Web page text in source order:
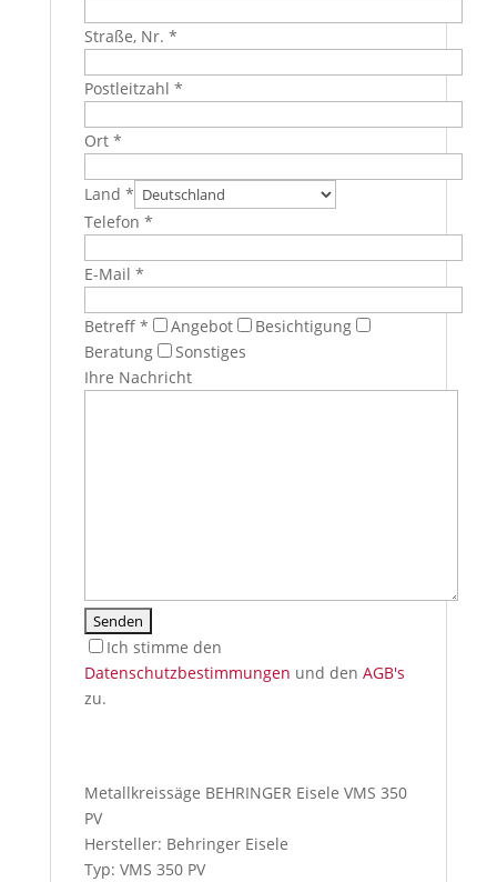
Straße, Nr. *
Postleitzahl *
Ort *
Land *
Telefon *
E-Mail *
Betreff * Angebot
Besichtigung
Beratung
Sonstiges
Ihre Nachricht
Ich stimme den
Datenschutzbestimmungen und den AGB's
zu.
o
u
p
Metallkreissäge BEHRINGER Eisele VMS 350
PV
Hersteller: Behringer Eisele
Typ: VMS 350 PV